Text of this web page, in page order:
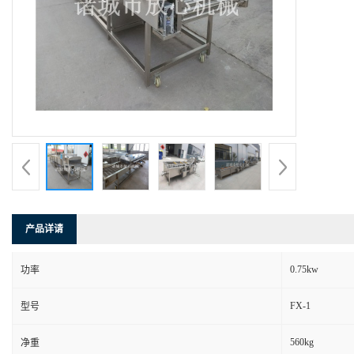
产品详请
功率 0.75kw
型号 FX-1
净重 560kg